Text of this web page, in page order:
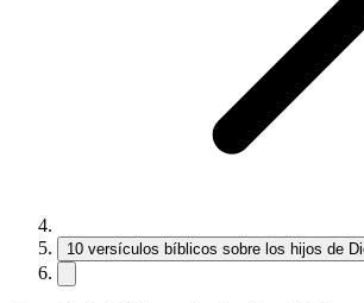
10 versículos bíblicos sobre los hijos de